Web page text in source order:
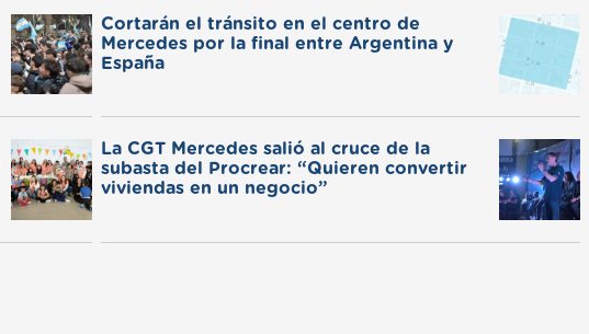
Cortarán el tránsito en el centro de
Mercedes por la final entre Argentina y
España
La CGT Mercedes salió al cruce de la
subasta del Procrear: “Quieren convertir
viviendas en un negocio”